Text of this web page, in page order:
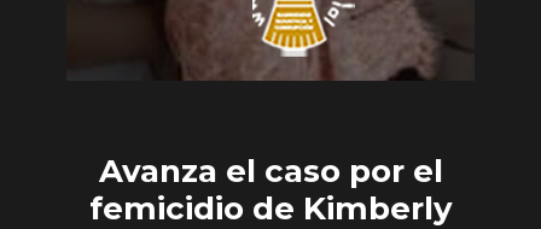
Avanza el caso por el
femicidio de Kimberly